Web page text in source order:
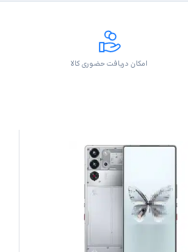
امکان دریافت حضوری کالا